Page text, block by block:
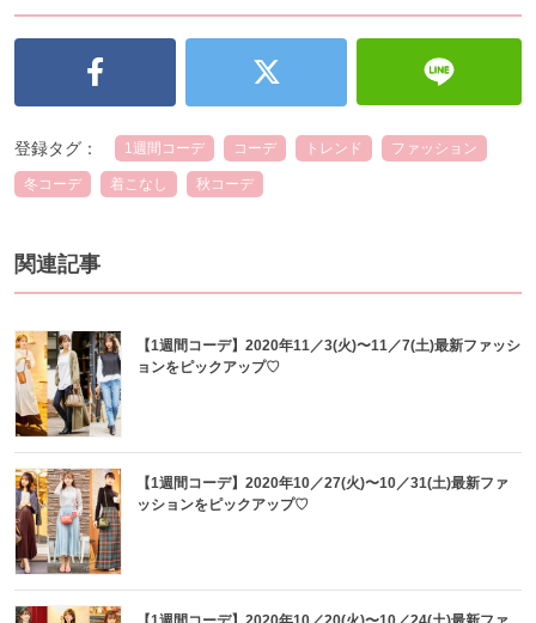
登録タグ： 1週間コーデ コーデ トレンド ファッション
冬コーデ 着こなし 秋コーデ
関連記事
【1週間コーデ】2020年11／3(火)〜11／7(土)最新ファッシ
ョンをピックアップ♡
【1週間コーデ】2020年10／27(火)〜10／31(土)最新ファ
ッションをピックアップ♡